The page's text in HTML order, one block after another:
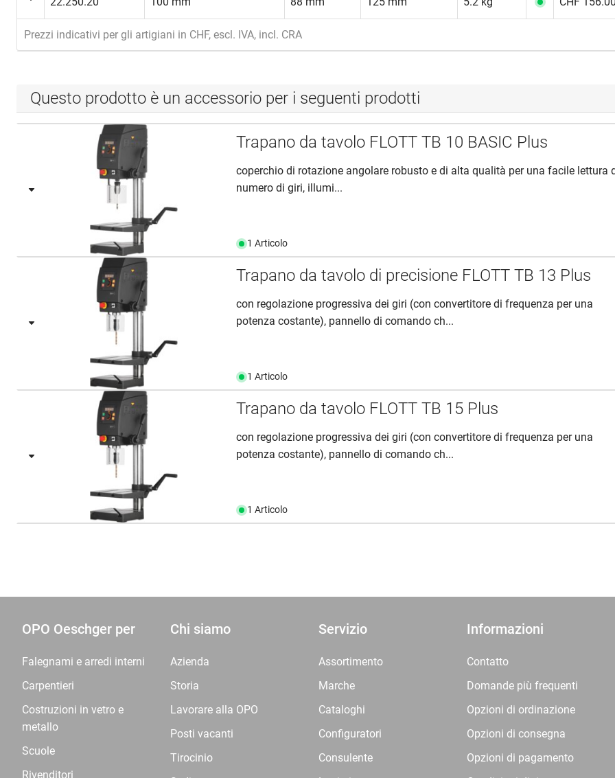
Prezzi indicativi per gli artigiani in CHF, escl. IVA, incl. CRA
Questo prodotto è un accessorio per i seguenti prodotti
Trapano da tavolo FLOTT TB 10 BASIC Plus
coperchio di rotazione angolare robusto e di alta qualità per una facile lettura
numero di giri, illumi...
1 Articolo
Trapano da tavolo di precisione FLOTT TB 13 Plus
con regolazione progressiva dei giri (con convertitore di frequenza per una
potenza costante), pannello di comando ch...
1 Articolo
Trapano da tavolo FLOTT TB 15 Plus
con regolazione progressiva dei giri (con convertitore di frequenza per una
potenza costante), pannello di comando ch...
1 Articolo
OPO Oeschger per
Falegnami e arredi interni
Carpentieri
Costruzioni in vetro e
metallo
Scuole
Rivenditori
Chi siamo
Azienda
Storia
Lavorare alla OPO
Posti vacanti
Tirocinio
Servizio
Assortimento
Marche
Cataloghi
Configuratori
Consulente
Informazioni
Contatto
Domande più frequenti
Opzioni di ordinazione
Opzioni di consegna
Opzioni di pagamento